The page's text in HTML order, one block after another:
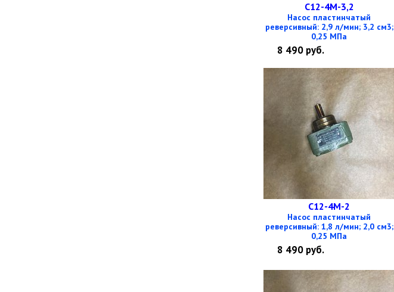
С12-4М-3,2
Насос пластинчатый
реверсивный: 2,9 л/мин; 3,2 см3;
0,25 МПа
8 490 руб.
С12-4М-2
Насос пластинчатый
реверсивный: 1,8 л/мин; 2,0 см3;
0,25 МПа
8 490 руб.